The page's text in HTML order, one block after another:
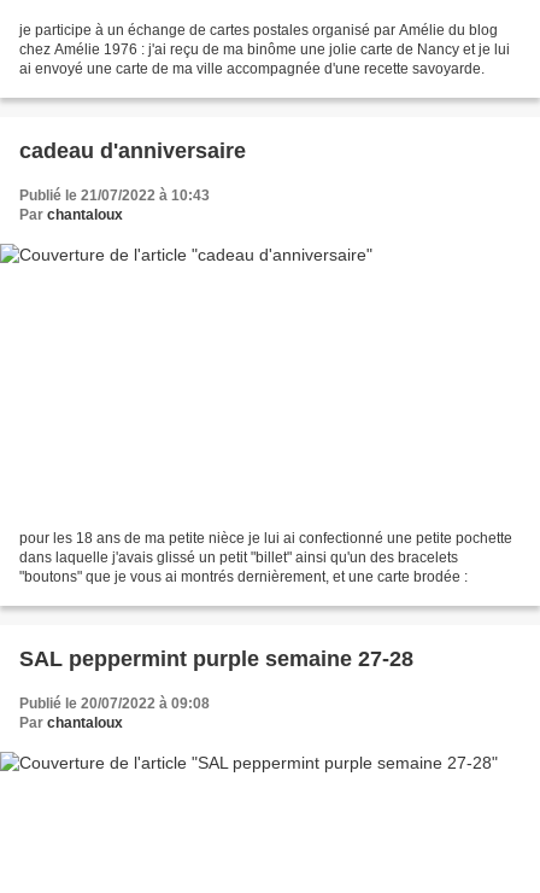
je participe à un échange de cartes postales organisé par Amélie du blog
chez Amélie 1976 : j'ai reçu de ma binôme une jolie carte de Nancy et je lui
ai envoyé une carte de ma ville accompagnée d'une recette savoyarde.
cadeau d'anniversaire
Publié le 21/07/2022 à 10:43
Par chantaloux
pour les 18 ans de ma petite nièce je lui ai confectionné une petite pochette
dans laquelle j'avais glissé un petit "billet" ainsi qu'un des bracelets
"boutons" que je vous ai montrés dernièrement, et une carte brodée :
SAL peppermint purple semaine 27-28
Publié le 20/07/2022 à 09:08
Par chantaloux